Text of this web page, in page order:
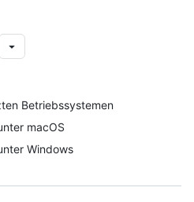
Betriebssystemen
macOS
Windows